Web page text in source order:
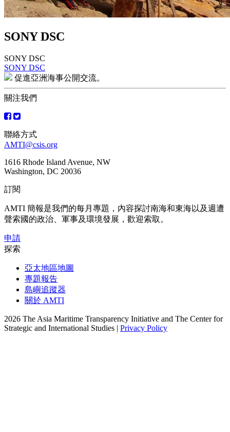
SONY DSC
SONY DSC
文
章
導
覽
SONY DSC
促進亞洲海事公開交流。
關注我們
聯絡方式
AMTI@csis.org
1616 Rhode Island Avenue, NW
Washington, DC 20036
訂閱
AMTI 簡報是我們的每月專題，內容探討南海和東海以及週遭
聲索國的政治、軍事及環境發展，歡迎索取。
申請
探索
亞太地區地圖
專題報告
島嶼追蹤器
關於 AMTI
2026 The Asia Maritime Transparency Initiative and The Center for
Strategic and International Studies | Privacy Policy